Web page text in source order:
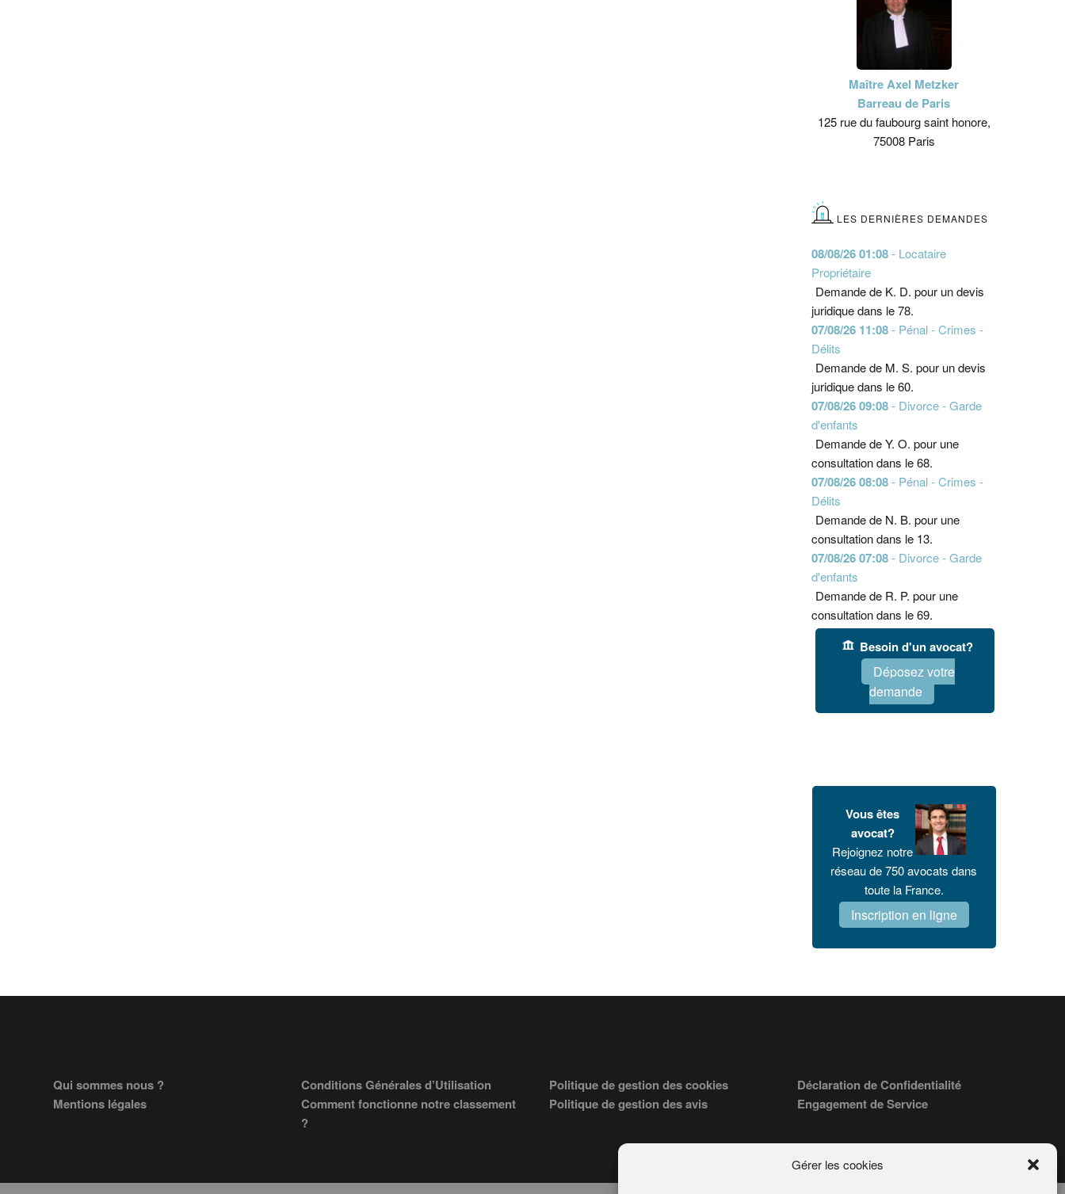
Gérer les cookies
Maître Axel Metzker
Barreau de Paris
125 rue du faubourg saint honore,
75008 Paris
LES DERNIÈRES DEMANDES
08/08/26 01:08- Locataire
Propriétaire
Demande de K. D. pour un devis
juridique dans le 78.
07/08/26 11:08- Pénal - Crimes -
Délits
Demande de M. S. pour un devis
juridique dans le 60.
07/08/26 09:08- Divorce - Garde
d'enfants
Demande de Y. O. pour une
consultation dans le 68.
07/08/26 08:08- Pénal - Crimes -
Délits
Demande de N. B. pour une
consultation dans le 13.
07/08/26 07:08- Divorce - Garde
d'enfants
Demande de R. P. pour une
consultation dans le 69.
Besoin d'un avocat?
Déposez votre
demande
Vous êtes
avocat?
Rejoignez notre
réseau de 750 avocats dans
toute la France.
Inscription en ligne
FooterQui sommes nous ?
Mentions légales
Conditions Générales d’Utilisation
Comment fonctionne notre classement
?
Politique de gestion des cookies
Politique de gestion des avis
Déclaration de Confidentialité
Engagement de Service